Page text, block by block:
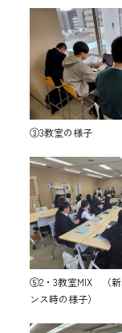
③3教室の様子
⑤2・3教室MIX （新
ンス時の様子）